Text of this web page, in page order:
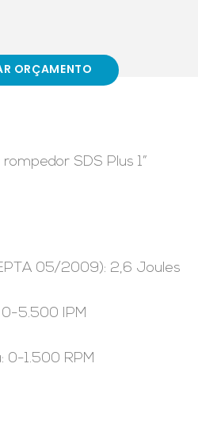
ORÇAMENTO
SDS Plus 1”
05/2009): 2,6 Joules
0-5.500 IPM
0-1.500 RPM